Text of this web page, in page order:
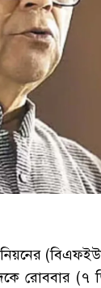
রোববার (৭